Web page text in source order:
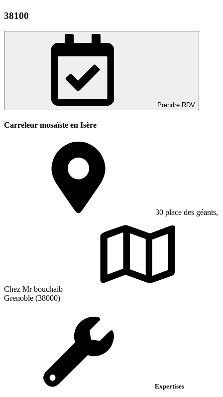
38100
Prendre RDV
Carreleur mosaïste en Isère
30 place des géants,
Chez Mr bouchaib
Grenoble (38000)
Expertises